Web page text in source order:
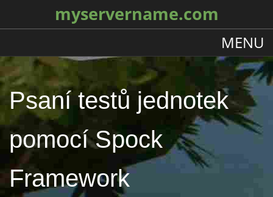
myservername.com
MENU
Psaní testů jednotek
pomocí Spock
Framework